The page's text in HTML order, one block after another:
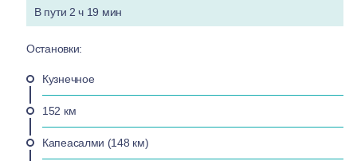
В пути 2 ч 19 мин
Остановки:
Кузнечное
152 км
Капеасалми (148 км)